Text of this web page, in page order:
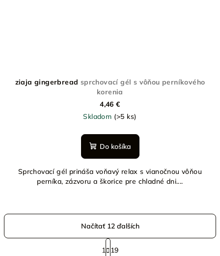
ziaja gingerbread sprchovací gél s vôňou perníkového
korenia
4,46 €
Skladom (>5 ks)
Do košíka
Sprchovací gél prináša voňavý relax s vianočnou vôňou
perníka, zázvoru a škorice pre chladné dni....
Načítať 12 ďalších
S
t
1
19